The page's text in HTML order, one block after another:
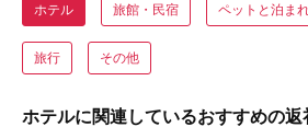
ホテル 旅館・民宿 ペットと泊ま
旅行 その他
ホテルに関連しているおすすめの返